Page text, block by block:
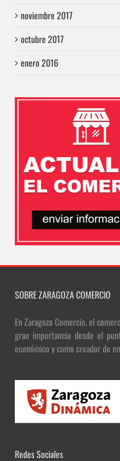
noviembre 2017
octubre 2017
enero 2016
SOBRE ZARAGOZA COMERCIO
En Zaragoza Comercio, el
gran importancia desde el
económico y como creador de
Redes Sociales